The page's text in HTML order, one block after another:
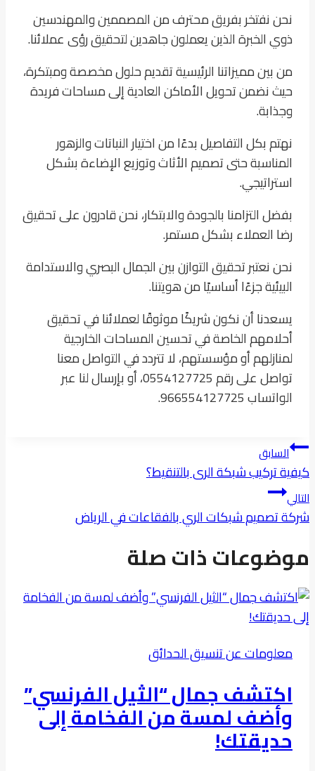
نحن نفتخر بفريق محترف من المصممين والمهندسين
ذوي الخبرة الذين يعملون جاهدين لتحقيق رؤى عملائنا.
من بين مميزاتنا الرئيسية تقديم حلول مخصصة ومبتكرة،
حيث نضمن تحويل الأماكن العادية إلى مساحات فريدة
وجذابة.
نهتم بكل التفاصيل بدءًا من اختيار النباتات والزهور
المناسبة حتى تصميم الأثاث وتوزيع الإضاءة بشكل
استراتيجي.
بفضل التزامنا بالجودة والابتكار، نحن قادرون على تحقيق
رضا العملاء بشكل مستمر.
نحن نعتبر تحقيق التوازن بين الجمال البصري والاستدامة
البيئية جزءًا أساسيًا من هويتنا.
يسعدنا أن نكون شريكًا موثوقًا لعملائنا في تحقيق
أحلامهم الخاصة في تحسين المساحات الخارجية
لمنازلهم أو مؤسستهم، لا تتردد في التواصل معنا
تواصل على رقم 0554127725، أو بإرسال لنا عبر
الواتساب 966554127725.
تصفّح
المقالات
السابق
كيفية تركيب شبكة الرى بالتنقيط؟
التالي
شركة تصميم شبكات الري بالفقاعات في الرياض
موضوعات ذات صلة
معلومات عن تنسيق الحدائق
اكتشف جمال “الثيل الفرنسي”
وأضف لمسة من الفخامة إلى
حديقتك!